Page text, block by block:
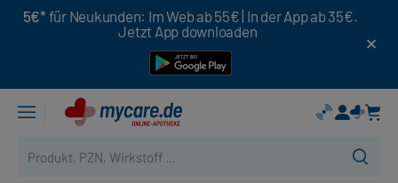
5€* für Neukunden: Im Web ab 55€ | In der App ab 35€.
Jetzt App downloaden